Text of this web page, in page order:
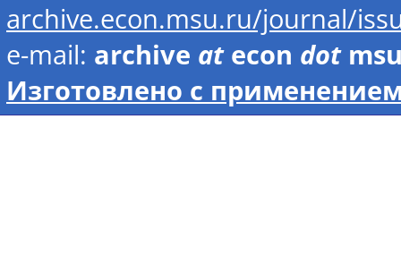
archive.econ.msu.ru/journal/
e-mail: archive atecon dot
Изготовлено с